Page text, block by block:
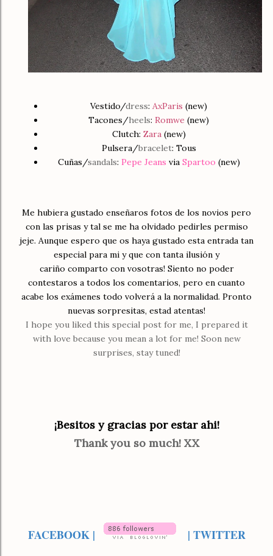
Vestido/dress: AxParis (new)
Tacones/heels: Romwe (new)
Clutch: Zara(new)
Pulsera/bracelet: Tous
Cuñas/sandals: Pepe Jeans via Spartoo (new)
Me hubiera gustado enseñaros fotos de los novios pero
con las prisas y tal se me ha olvidado pedirles permiso
jeje. Aunque espero que os haya gustado esta entrada tan
especial para mi y que con tanta ilusión y
cariño comparto con vosotras! Siento no poder
contestaros a todos los comentarios, pero en cuanto
acabe los exámenes todo volverá a la normalidad. Pronto
nuevas sorpresitas, estad atentas!
I hope you liked this special post for me, I prepared it
with love because you mean a lot for me! Soon new
surprises, stay tuned!
¡Besitos y gracias por estar ahi!
Thank you so much! XX
FACEBOOK | | TWITTER